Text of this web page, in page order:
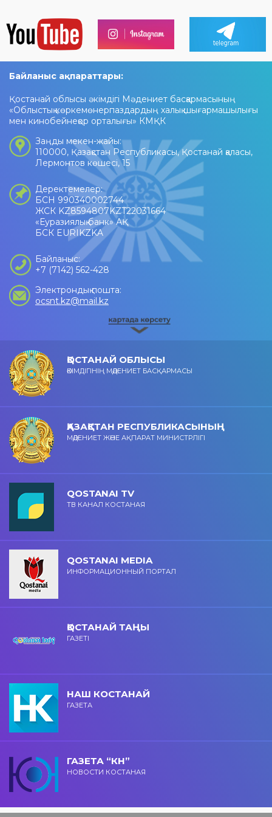
Байланыс ақпараттары:
Қостанай облысы әкімдігі Мәдениет басқармасының
«Облыстық көркемөнерпаздардың халық шығармашылығы
мен кинобейнеқор орталығы» КМҚК
Заңды мекен-жайы:
110000, Қазақстан Республикасы, Қостанай қаласы,
Лермонтов көшесі, 15
Деректемелер:
БСН 990340002744
ЖСК KZ8594807KZT22031664
«Еуразиялық банк» АҚ
БСК EURIKZKA
Байланыс:
+7 (7142) 562-428
Электрондық пошта:
ocsnt.kz@mail.kz
ҚОСТАНАЙ ОБЛЫСЫ
ӘКІМДІГІНІҢ МӘДЕНИЕТ БАСҚАРМАСЫ
ҚАЗАҚСТАН РЕСПУБЛИКАСЫНЫҢ
МӘДЕНИЕТ ЖӘНЕ АҚПАРАТ МИНИСТРЛІГІ
QOSTANAI TV
ТВ КАНАЛ КОСТАНАЯ
QOSTANAI MEDIA
ИНФОРМАЦИОННЫЙ ПОРТАЛ
ҚОСТАНАЙ ТАҢЫ
ГАЗЕТІ
НАШ КОСТАНАЙ
ГАЗЕТА
ГАЗЕТА “КН”
НОВОСТИ КОСТАНАЯ